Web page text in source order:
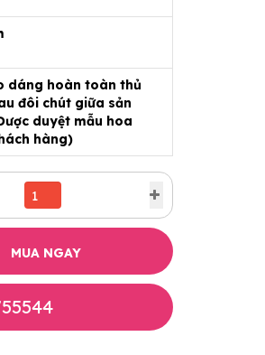
dáng hoàn toàn thủ
đôi chút giữa sản
duyệt mẫu hoa
hàng)
MUA NGAY